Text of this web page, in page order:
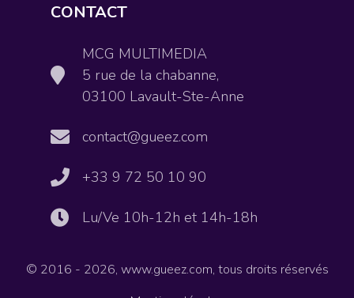
CONTACT
MCG MULTIMEDIA
5 rue de la chabanne,
03100 Lavault-Ste-Anne
contact@gueez.com
+33 9 72 50 10 90
Lu/Ve 10h-12h et 14h-18h
© 2016 - 2026, www.gueez.com, tous droits réservés